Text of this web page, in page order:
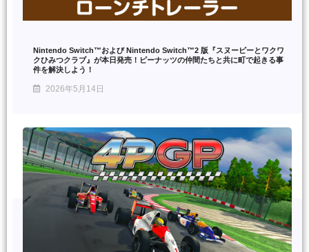
Nintendo Switch™および Nintendo Switch™2 版『スヌーピーとワクワ
クひみつクラブ』が本日発売！ピーナッツの仲間たちと共に町で起きる事
件を解決しよう！
2026年5月14日